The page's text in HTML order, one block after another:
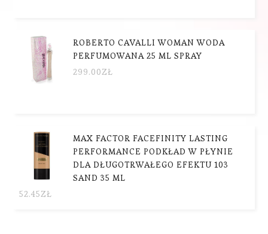
ROBERTO CAVALLI WOMAN WODA
PERFUMOWANA 25 ML SPRAY
299.00ZŁ
MAX FACTOR FACEFINITY LASTING
PERFORMANCE PODKŁAD W PŁYNIE
DLA DŁUGOTRWAŁEGO EFEKTU 103
SAND 35 ML
52.45ZŁ